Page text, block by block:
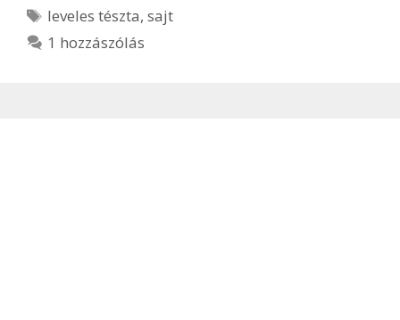
Címkék
leveles tészta,sajt
1 hozzászólás